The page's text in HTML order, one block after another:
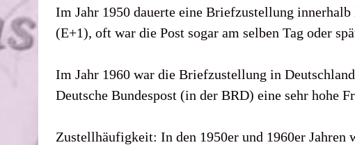
Im Jahr 1950 dauerte eine Briefzustellung
(E+1), oft war die Post sogar am selben Tag oder
Im Jahr 1960 war die Briefzustellung in
Deutsche Bundespost (in der BRD) eine sehr hohe
Zustellhäufigkeit: In den 1950er und 1960er